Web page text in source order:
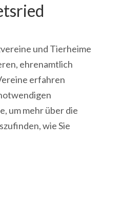
und Tierheime
ehrenamtlich
erfahren
um mehr über die
wie Sie